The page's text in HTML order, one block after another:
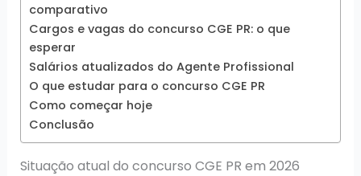
comparativo
Cargos e vagas do concurso CGE PR: o que
esperar
Salários atualizados do Agente Profissional
O que estudar para o concurso CGE PR
Como começar hoje
Conclusão
Situação atual do concurso CGE PR em 2026